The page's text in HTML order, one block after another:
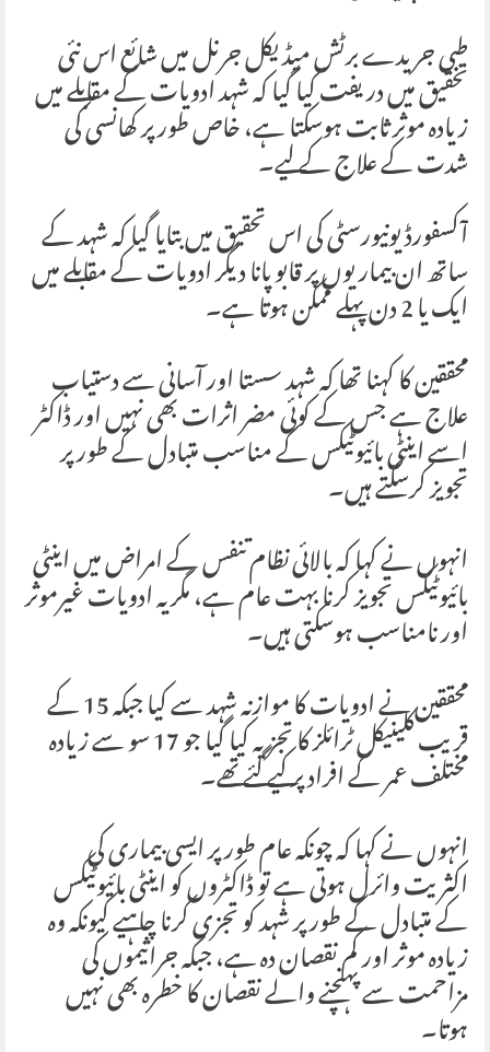
طبی جریدے برٹش میڈیکل جرنل میں شائع اس نئی
تحقیق میں دریفت کیا گیا کہ شہد ادویات کے مقابلے میں
زیادہ موثر ثابت ہوسکتا ہے، خاص طور پر کھانسی کی
شدت کے علاج کے لیے۔
آکسفورڈ یونیورسٹی کی اس تحقیق میں بتایا گیا کہ شہد کے
ساتھ ان بیماریوں پر قابو پانا دیگر ادویات کے مقابلے میں
ایک یا 2 دن پہلے ممکن ہوتا ہے۔
محققین کا کہنا تھا کہ شہد سستا اور آسانی سے دستیاب
علاج ہے جس کے کوئی مضر اثرات بھی نہیں اور ڈاکٹر
اسے اینٹی بائیوٹیکس کے مناسب متبادل کے طور پر
تجویز کرسکتے ہیں۔
انہوں نے کہا کہ بالائی نظام تنفس کے امراض میں اینٹی
بائیوٹیکس تجویز کرنا بہت عام ہے، مگر یہ ادویات غیرموثر
اور نامناسب ہوسکتی ہیں۔
محققین نے ادویات کا موازنہ شہد سے کیا جبکہ 15 کے
قریب کلینیکل ٹرائلز کا تجزیہ کیا گیا جو 17 سو سے زیادہ
مختلف عمر کے افراد پر کیے گئے تھے۔
انہوں نے کہا کہ چونکہ عام طور پر ایسی بیماری کی
اکثریت وائرل ہوتی ہے تو ڈاکٹروں کو اینٹی بائیوٹیکس
کے متبادل کے طور پر شہد کو تجزی کرنا چاہیے کیونکہ وہ
زیادہ موثر اور کم نقصان دہ ہے، جبکہ جراثیموں کی
مزاحمت سے پہنچنے والے نقصان کا خطرہ بھی نہیں
ہوتا۔